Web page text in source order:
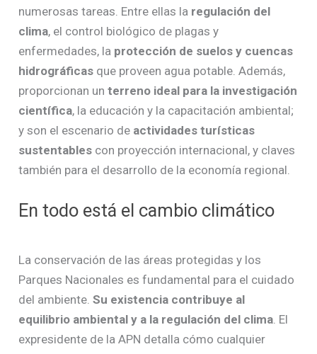
numerosas tareas. Entre ellas la regulación del
clima, el control biológico de plagas y
enfermedades, la protección de suelos y cuencas
hidrográficas que proveen agua potable. Además,
proporcionan unterreno ideal para la investigación
científica, la educación y la capacitación ambiental;
y son el escenario de actividades turísticas
sustentables con proyección internacional, y claves
también para el desarrollo de la economía regional.
En todo está el cambio climático
La conservación de las áreas protegidas y los
Parques Nacionales es fundamental para el cuidado
del ambiente.Su existencia contribuye al
equilibrio ambiental y a la regulación del clima . El
expresidente de la APN detalla cómo cualquier